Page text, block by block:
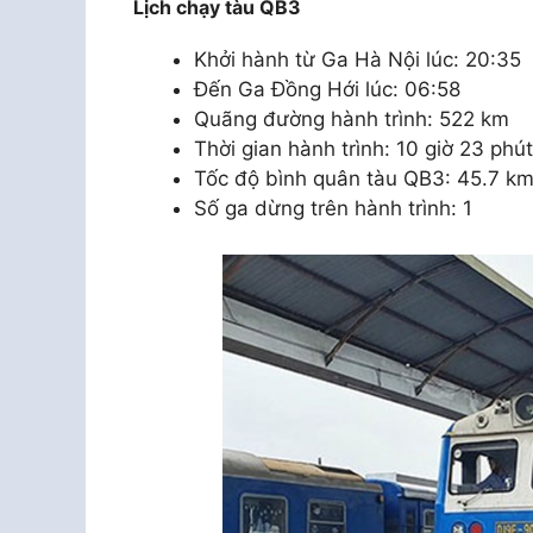
Lịch chạy tàu QB3
Khởi hành từ Ga Hà Nội lúc: 20:35
Đến Ga Đồng Hới lúc: 06:58
Quãng đường hành trình: 522 km
Thời gian hành trình: 10 giờ 23 phút
Tốc độ bình quân tàu QB3: 45.7
Số ga dừng trên hành trình: 1